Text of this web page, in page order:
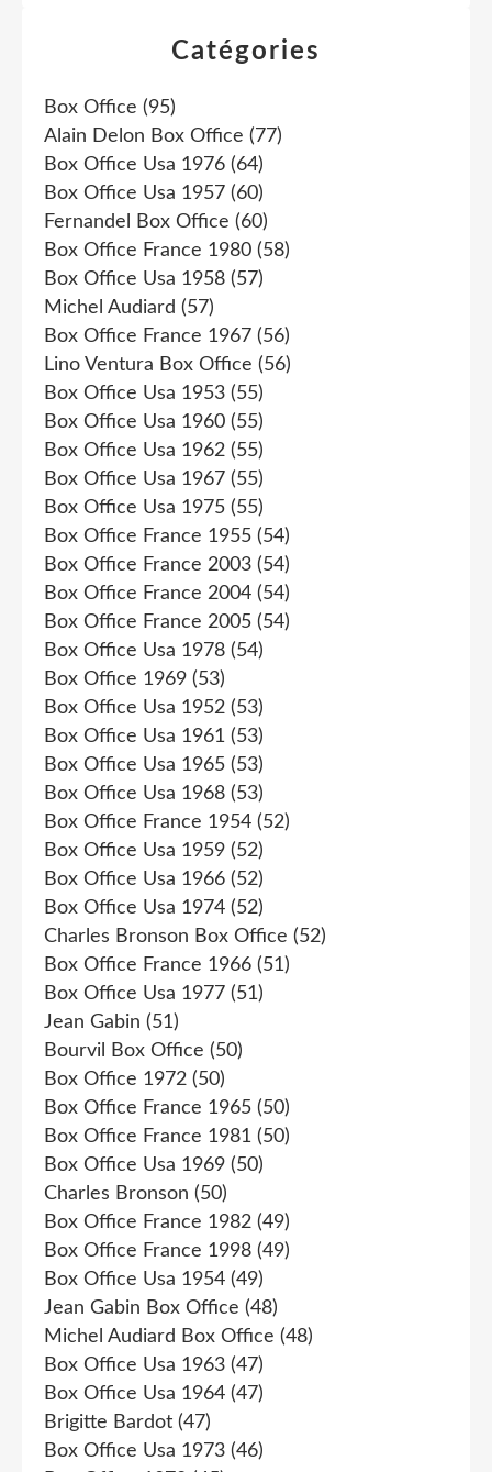
Catégories
Box Office (95)
Alain Delon Box Office (77)
Box Office Usa 1976 (64)
Box Office Usa 1957 (60)
Fernandel Box Office (60)
Box Office France 1980 (58)
Box Office Usa 1958 (57)
Michel Audiard (57)
Box Office France 1967 (56)
Lino Ventura Box Office (56)
Box Office Usa 1953 (55)
Box Office Usa 1960 (55)
Box Office Usa 1962 (55)
Box Office Usa 1967 (55)
Box Office Usa 1975 (55)
Box Office France 1955 (54)
Box Office France 2003 (54)
Box Office France 2004 (54)
Box Office France 2005 (54)
Box Office Usa 1978 (54)
Box Office 1969 (53)
Box Office Usa 1952 (53)
Box Office Usa 1961 (53)
Box Office Usa 1965 (53)
Box Office Usa 1968 (53)
Box Office France 1954 (52)
Box Office Usa 1959 (52)
Box Office Usa 1966 (52)
Box Office Usa 1974 (52)
Charles Bronson Box Office (52)
Box Office France 1966 (51)
Box Office Usa 1977 (51)
Jean Gabin (51)
Bourvil Box Office (50)
Box Office 1972 (50)
Box Office France 1965 (50)
Box Office France 1981 (50)
Box Office Usa 1969 (50)
Charles Bronson (50)
Box Office France 1982 (49)
Box Office France 1998 (49)
Box Office Usa 1954 (49)
Jean Gabin Box Office (48)
Michel Audiard Box Office (48)
Box Office Usa 1963 (47)
Box Office Usa 1964 (47)
Brigitte Bardot (47)
Box Office Usa 1973 (46)